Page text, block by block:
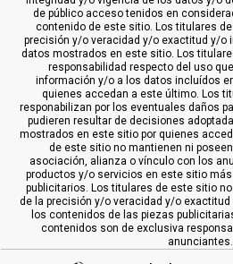
de público acceso tenidos en
contenido de este sitio. Los titulares
precisión y/o veracidad y/o exactitud y/o
datos mostrados en este sitio. Los
responsabilidad respecto del uso
información y/o a los datos incluídos
quienes accedan a este último. Los
responabilizan por los eventuales daños
pudieren resultar de decisiones
mostrados en este sitio por quienes
de este sitio no mantienen ni
asociación, alianza o vínculo con los
productos y/o servicios en este sitio
publicitarios. Los titulares de este sitio
de la precisión y/o veracidad y/o
los contenidos de las piezas
contenidos son de exclusiva
anunciantes.